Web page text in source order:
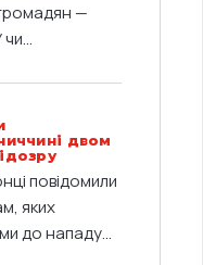
—
двом
повідомили
яких
до нападу...